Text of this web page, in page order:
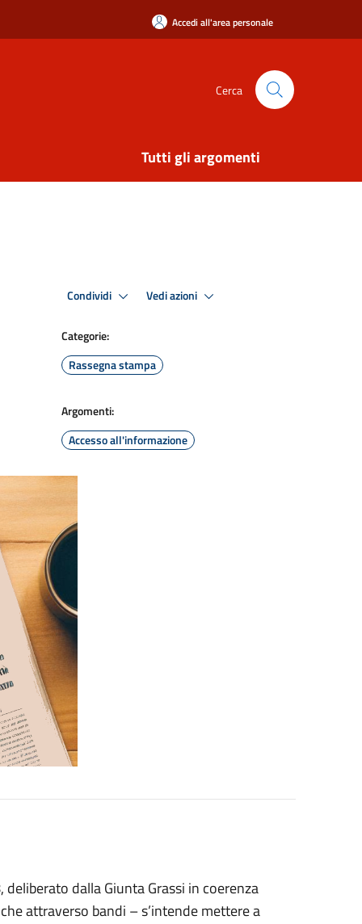
Accedi all'area personale
Cerca
Tutti gli argomenti
Condividi Vedi azioni
Categorie:
Rassegna stampa
Argomenti:
Accesso all'informazione
dalla Giunta Grassi in coerenza
attraverso bandi – s’intende mettere a